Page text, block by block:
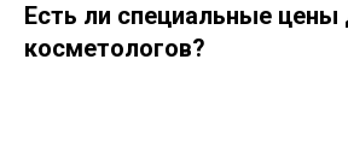
Есть ли специальные цены
косметологов?